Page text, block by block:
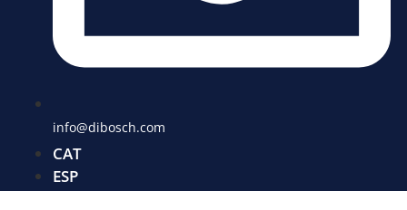
info@dibosch.com
CAT
ESP